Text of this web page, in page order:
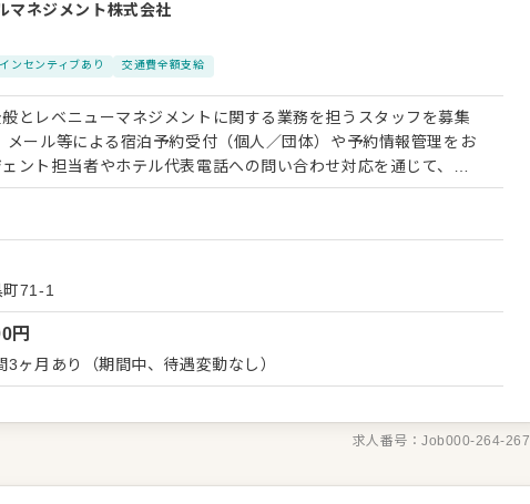
マネジメント株式会社
ンセンティブあり 交通費全額支給
とレベニューマネジメントに関する業務を担うスタッフを募集
メール等による宿泊予約受付（個人／団体）や予約情報管理をお
ント担当者やホテル代表電話への問い合わせ対応を通じて、ホ
ポートしてください。 単なる事務作業ではなく、顧客満足およ
企画の立案にも携わっていただきます。 フロント、ハウス、レ
重視するこじんまりとした組織で、あなたのアイデアがホテル
、ホテルの経営に深く関われるスキルを習得できます。
71-1
円
月あり（期間中、待遇変動なし）
求人番号：Job000-264-267